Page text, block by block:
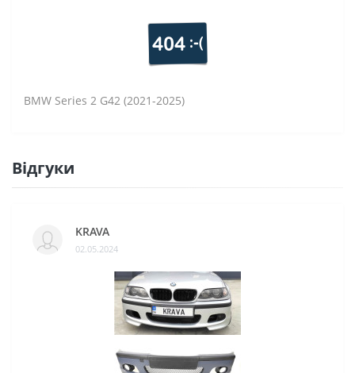
BMW Series 2 G42 (2021-2025)
Відгуки
KRAVA
02.05.2024